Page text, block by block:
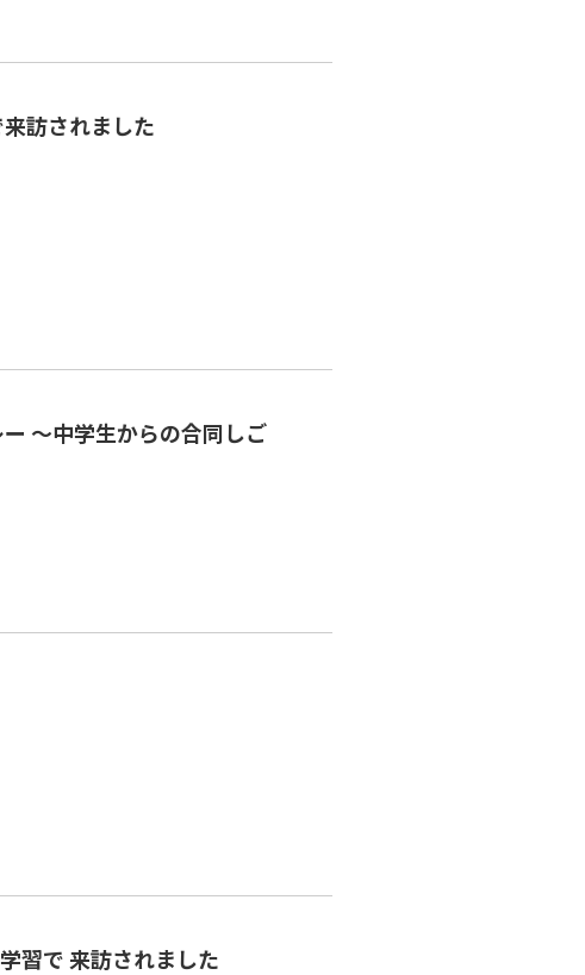
訪されました
～中学生からの合同しご
習で 来訪されました